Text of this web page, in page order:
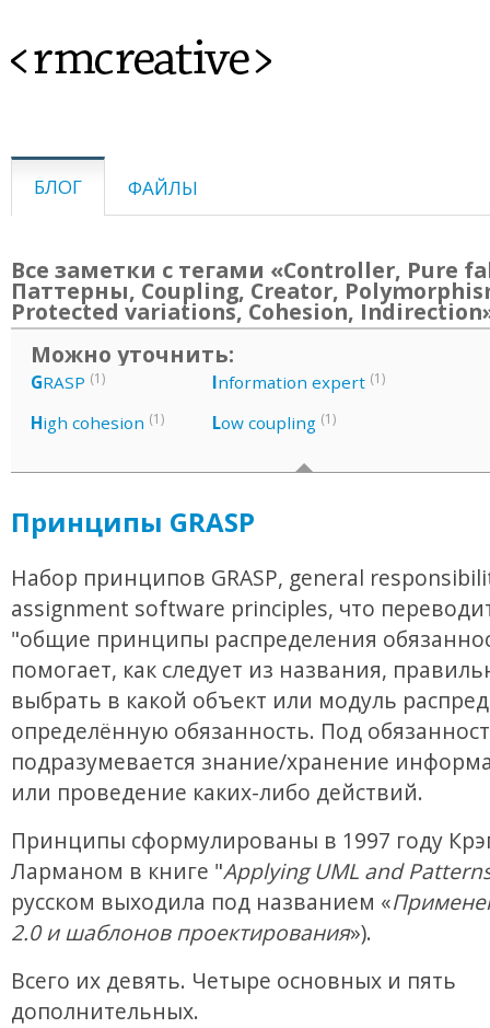
<rmcreative>
БЛОГ ФАЙЛЫ
Все заметки с тегами «Controller, Pure
Паттерны, Coupling, Creator,
Protected variations, Cohesion,
Можно уточнить:
GRASP (1)
High cohesion (1)
Information expert (1)
Low coupling (1)
Принципы GRASP
Набор принципов GRASP, general
assignment software principles, что
"общие принципы распределения
помогает, как следует из названия,
выбрать в какой объект или модуль
определённую обязанность. Под
подразумевается знание/хранение
или проведение каких-либо действий.
Принципы сформулированы в 1997 году
Ларманом в книге "Applying UML and
русском выходила под названием «
2.0 и шаблонов проектирования»).
Всего их девять. Четыре основных и пять
дополнительных.